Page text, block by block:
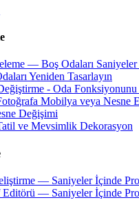
— Boş Odaları
Yeniden Tasarlayın
- Oda
Mobilya veya Nesne
Değişimi
ve Mevsimlik Dekorasyon
— Saniyeler İçinde
— Saniyeler İçinde